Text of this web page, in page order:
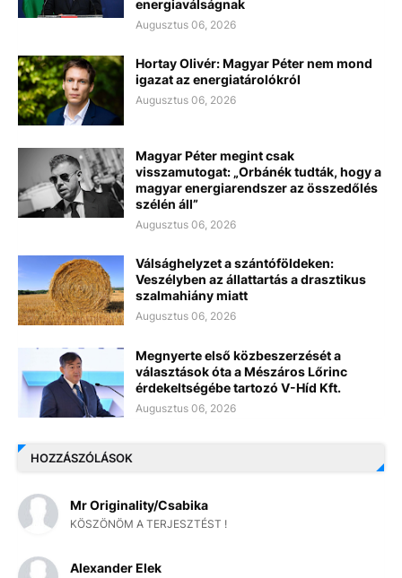
energiaválságnak
Augusztus 06, 2026
Hortay Olivér: Magyar Péter nem mond
igazat az energiatárolókról
Augusztus 06, 2026
Magyar Péter megint csak
visszamutogat: „Orbánék tudták, hogy a
magyar energiarendszer az összedőlés
szélén áll”
Augusztus 06, 2026
Válsághelyzet a szántóföldeken:
Veszélyben az állattartás a drasztikus
szalmahiány miatt
Augusztus 06, 2026
Megnyerte első közbeszerzését a
választások óta a Mészáros Lőrinc
érdekeltségébe tartozó V-Híd Kft.
Augusztus 06, 2026
HOZZÁSZÓLÁSOK
Mr Originality/Csabika
KÖSZÖNÖM A TERJESZTÉST !
Alexander Elek